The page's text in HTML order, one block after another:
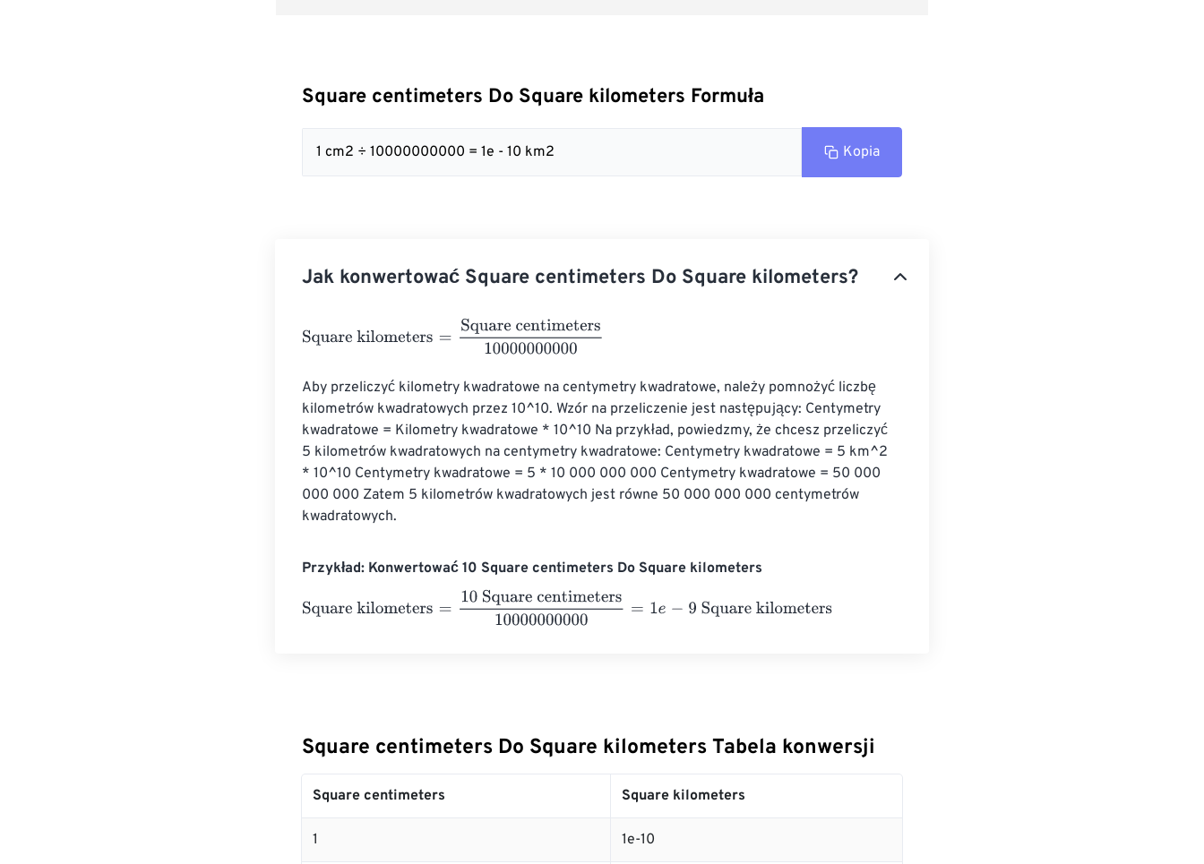
Square centimeters Do Square kilometers Formuła
1 cm2 ÷ 10000000000 = 1e - 10 km2 Kopia
Jak konwertować Square centimeters Do Square kilometers?
Square kilometers Square centimeters10000000000
Aby przeliczyć kilometry kwadratowe na centymetry kwadratowe, należy pomnożyć liczbę
kilometrów kwadratowych przez 10^10. Wzór na przeliczenie jest następujący: Centymetry
kwadratowe = Kilometry kwadratowe * 10^10 Na przykład, powiedzmy, że chcesz przeliczyć
5 kilometrów kwadratowych na centymetry kwadratowe: Centymetry kwadratowe = 5 km^2
* 10^10 Centymetry kwadratowe = 5 * 10 000 000 000 Centymetry kwadratowe = 50 000
000 000 Zatem 5 kilometrów kwadratowych jest równe 50 000 000 000 centymetrów
kwadratowych.
Przykład: Konwertować 10 Square centimeters Do Square kilometers
Square kilometers
10 Square centimeters10000000000 e- 9 Square kilometers
Square centimeters Do Square kilometers Tabela konwersji
Square centimeters Square kilometers
1 1e-10